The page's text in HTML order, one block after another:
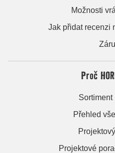
Možnosti
Jak přidat recenzi
Proč
Sortiment
Přehled
Projektové